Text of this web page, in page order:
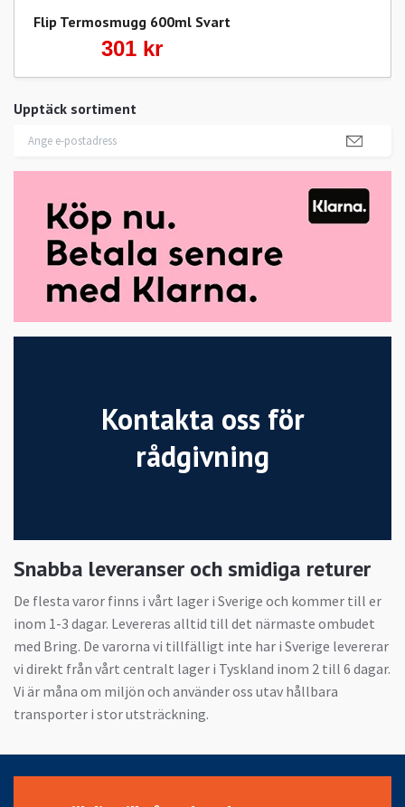
Upptäck sortiment
Kontakta oss för
rådgivning
Snabba leveranser och smidiga returer
De flesta varor finns i vårt lager i Sverige och kommer till er
inom 1-3 dagar. Levereras alltid till det närmaste ombudet
med Bring. De varorna vi tillfälligt inte har i Sverige levererar
vi direkt från vårt centralt lager i Tyskland inom 2 till 6 dagar.
Vi är måna om miljön och använder oss utav hållbara
transporter i stor utsträckning.
Flip Termosmugg 600ml Svart
301 kr